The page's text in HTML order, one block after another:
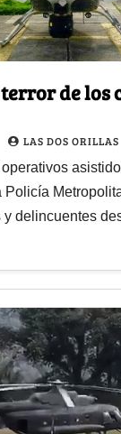
de los
LAS DOS ORILLAS
Policía
delincuentes